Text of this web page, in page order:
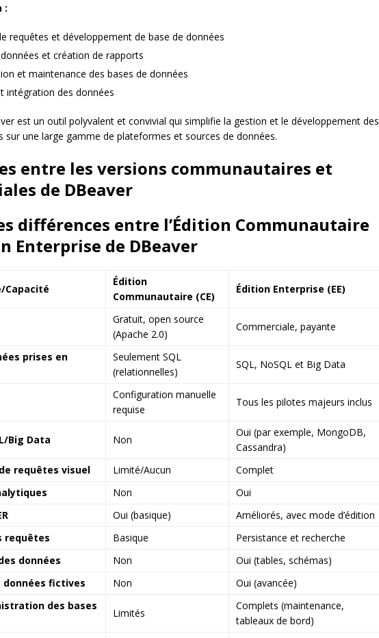
:
requêtes et développement de base de données
et création de rapports
et maintenance des bases de données
intégration des données
est un outil polyvalent et convivial qui simplifie la gestion et le développement des
sur une large gamme de plateformes et sources de données.
entre les versions communautaires et
de DBeaver
différences entre l’Édition Communautaire
Enterprise de DBeaver
Capacité
Édition
Communautaire (CE)
Édition Enterprise (EE)
Gratuit, open source
(Apache 2.0)
Commerciale, payante
prises en
Seulement SQL
(relationnelles)
SQL, NoSQL et Big Data
Configuration manuelle
requise
Tous les pilotes majeurs inclus
Big Data Non
Oui (par exemple, MongoDB,
Cassandra)
requêtes visuel
Limité/Aucun
Complet
Non
Oui
Oui (basique)
Améliorés, avec mode d’édition
requêtes
Basique
Persistance et recherche
données
Non
Oui (tables, schémas)
données fictives
Non
Oui (avancée)
des bases
Limités
Complets (maintenance,
tableaux de bord)